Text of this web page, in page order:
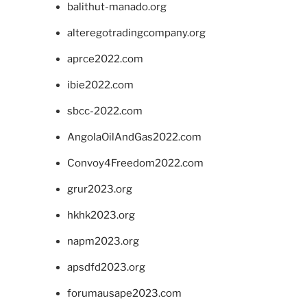
balithut-manado.org
alteregotradingcompany.org
aprce2022.com
ibie2022.com
sbcc-2022.com
AngolaOilAndGas2022.com
Convoy4Freedom2022.com
grur2023.org
hkhk2023.org
napm2023.org
apsdfd2023.org
forumausape2023.com